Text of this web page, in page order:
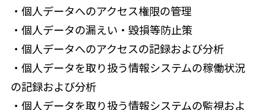
・個人データへのアクセス権限の管理
・個人データの漏えい・毀損等防止策
・個人データへのアクセスの記録および分析
・個人データを取り扱う情報システムの稼働状況
の記録および分析
・個人データを取り扱う情報システムの監視およ